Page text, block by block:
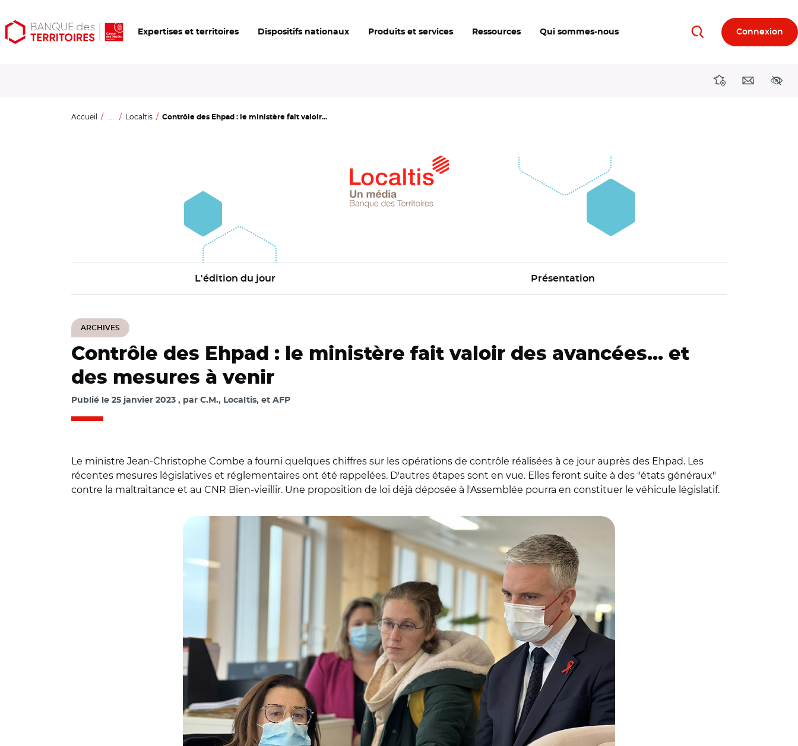
Aller
au
Aller
au
Ouvrir
les
Expertises et territoires Dispositifs nationaux Produits et services Ressources Qui sommes-nous RechercherConnexion
DirectionsContact
Accueil ... Localtis Contrôle des Ehpad : le ministère fait valoir...
L'édition du jour Présentation
ARCHIVES
Contrôle des Ehpad : le ministère fait valoir des avancées... et
des mesures à venir
Publié le 25 janvier 2023 par C.M., Localtis, et AFP
Le ministre Jean-Christophe Combe a fourni quelques chiffres sur les opérations de contrôle réalisées à ce jour auprès des Ehpad. Les
récentes mesures législatives et réglementaires ont été rappelées. D'autres étapes sont en vue. Elles feront suite à des "états généraux"
contre la maltraitance et au CNR Bien-vieillir. Une proposition de loi déjà déposée à l'Assemblée pourra en constituer le véhicule législatif.
© @JCCOMBE/ Déplacement de Jean-Christophe Combe à l'ARS Île-de-France en décembre 2022 sur